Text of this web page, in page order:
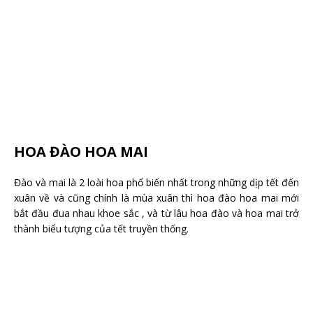
HOA ĐÀO HOA MAI
Đào và mai là 2 loài hoa phổ biến nhất trong những dịp tết đến
xuân về và cũng chính là mùa xuân thì hoa đào hoa mai mới
bắt đầu đua nhau khoe sắc , và từ lâu hoa đào và hoa mai trở
thành biểu tượng của tết truyền thống.